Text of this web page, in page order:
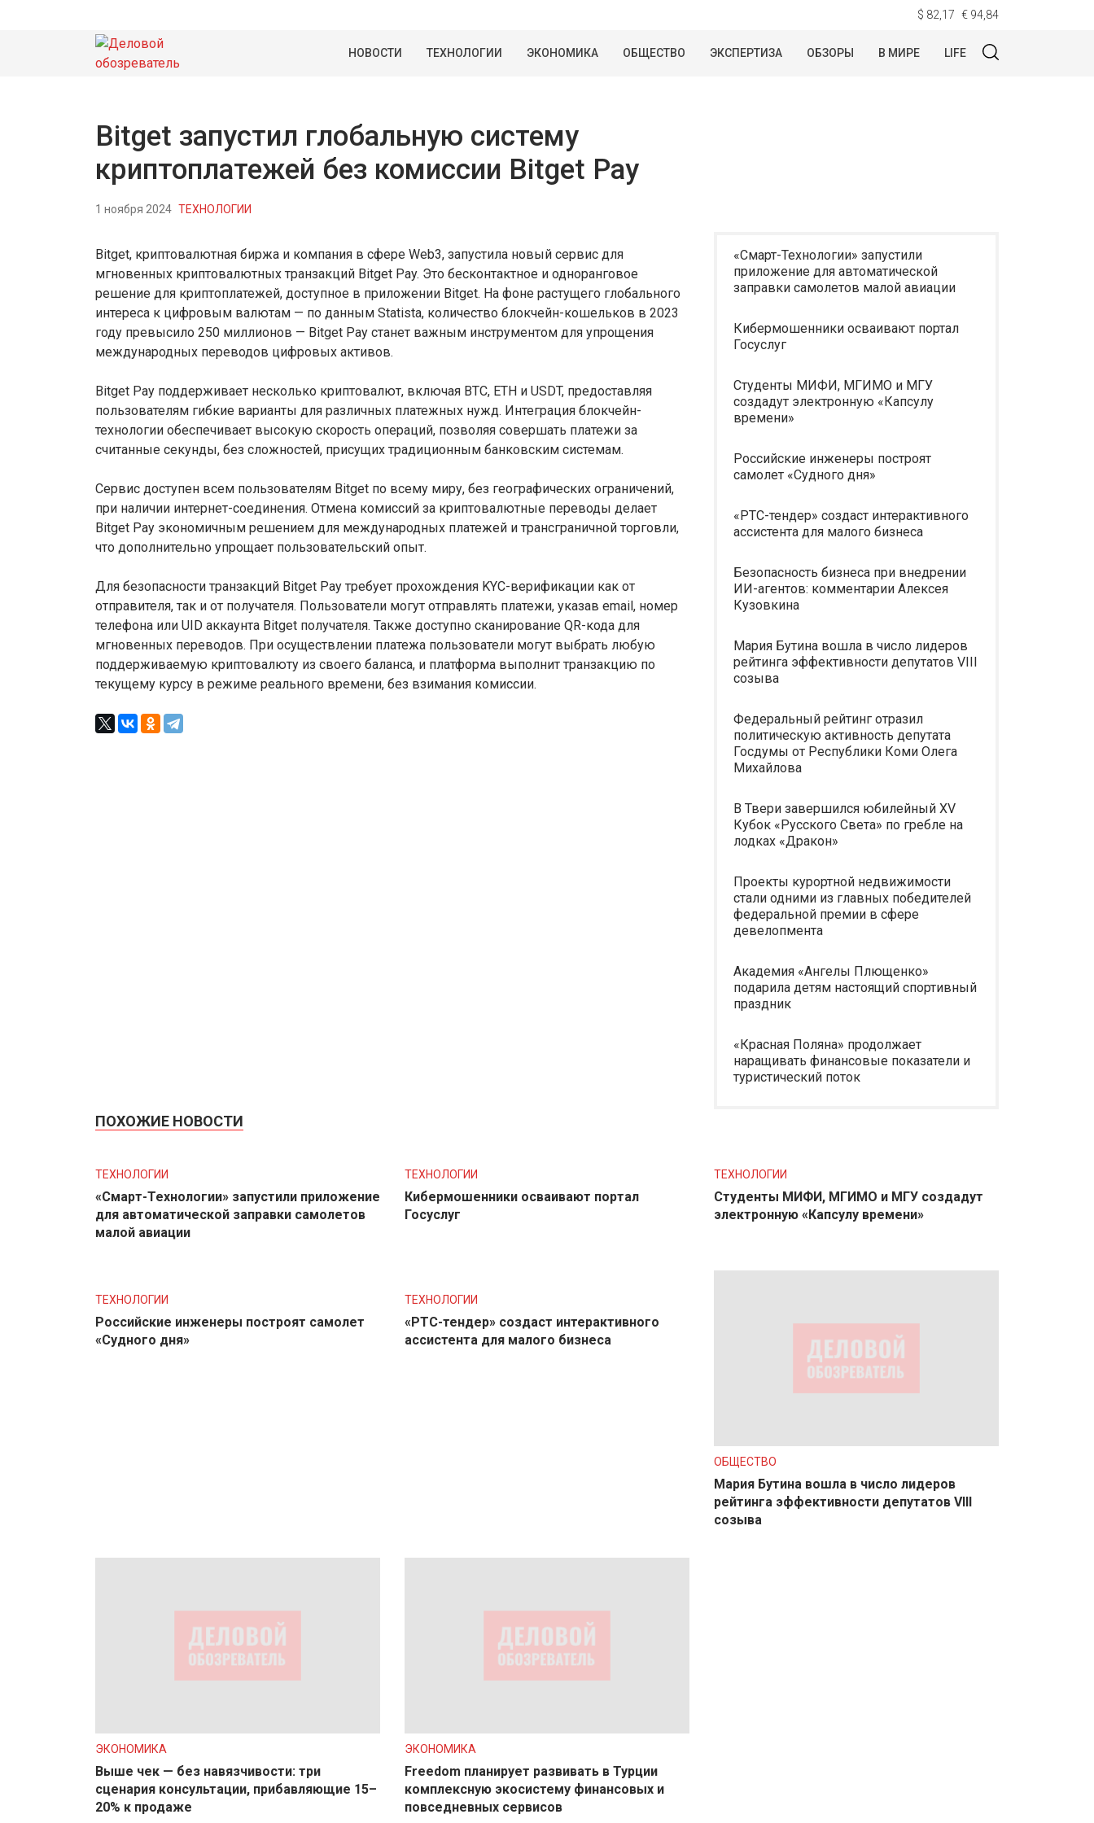
$ 82,17 € 94,84
НОВОСТИ ТЕХНОЛОГИИ ЭКОНОМИКА ОБЩЕСТВО ЭКСПЕРТИЗА ОБЗОРЫ В МИРЕ LIFE
Bitget запустил глобальную систему
криптоплатежей без комиссии Bitget Pay
1 ноября 2024 ТЕХНОЛОГИИ
Bitget, криптовалютная биржа и компания в сфере Web3, запустила новый сервис для
мгновенных криптовалютных транзакций Bitget Pay. Это бесконтактное и одноранговое
решение для криптоплатежей, доступное в приложении Bitget. На фоне растущего глобального
интереса к цифровым валютам — по данным Statista, количество блокчейн-кошельков в 2023
году превысило 250 миллионов — Bitget Pay станет важным инструментом для упрощения
международных переводов цифровых активов.
Bitget Pay поддерживает несколько криптовалют, включая BTC, ETH и USDT, предоставляя
пользователям гибкие варианты для различных платежных нужд. Интеграция блокчейн-
технологии обеспечивает высокую скорость операций, позволяя совершать платежи за
считанные секунды, без сложностей, присущих традиционным банковским системам.
Сервис доступен всем пользователям Bitget по всему миру, без географических ограничений,
при наличии интернет-соединения. Отмена комиссий за криптовалютные переводы делает
Bitget Pay экономичным решением для международных платежей и трансграничной торговли,
что дополнительно упрощает пользовательский опыт.
Для безопасности транзакций Bitget Pay требует прохождения KYC-верификации как от
отправителя, так и от получателя. Пользователи могут отправлять платежи, указав email, номер
телефона или UID аккаунта Bitget получателя. Также доступно сканирование QR-кода для
мгновенных переводов. При осуществлении платежа пользователи могут выбрать любую
поддерживаемую криптовалюту из своего баланса, и платформа выполнит транзакцию по
текущему курсу в режиме реального времени, без взимания комиссии.
«Смарт-Технологии» запустили
приложение для автоматической
заправки самолетов малой авиации
Кибермошенники осваивают портал
Госуслуг
Студенты МИФИ, МГИМО и МГУ
создадут электронную «Капсулу
времени»
Российские инженеры построят
самолет «Судного дня»
«РТС-тендер» создаст интерактивного
ассистента для малого бизнеса
Безопасность бизнеса при внедрении
ИИ-агентов: комментарии Алексея
Кузовкина
Мария Бутина вошла в число лидеров
рейтинга эффективности депутатов VIII
созыва
Федеральный рейтинг отразил
политическую активность депутата
Госдумы от Республики Коми Олега
Михайлова
В Твери завершился юбилейный XV
Кубок «Русского Света» по гребле на
лодках «Дракон»
Проекты курортной недвижимости
стали одними из главных победителей
федеральной премии в сфере
девелопмента
Академия «Ангелы Плющенко»
подарила детям настоящий спортивный
праздник
«Красная Поляна» продолжает
наращивать финансовые показатели и
туристический поток
ПОХОЖИЕ НОВОСТИ
ТЕХНОЛОГИИ
«Смарт-Технологии» запустили приложение
для автоматической заправки самолетов
малой авиации
ТЕХНОЛОГИИ
Кибермошенники осваивают портал
Госуслуг
ТЕХНОЛОГИИ
Студенты МИФИ, МГИМО и МГУ создадут
электронную «Капсулу времени»
ТЕХНОЛОГИИ
Российские инженеры построят самолет
«Судного дня»
ТЕХНОЛОГИИ
«РТС-тендер» создаст интерактивного
ассистента для малого бизнеса
ОБЩЕСТВО
Мария Бутина вошла в число лидеров
рейтинга эффективности депутатов VIII
созыва
ЭКОНОМИКА
Выше чек — без навязчивости: три
сценария консультации, прибавляющие 15–
20% к продаже
ЭКОНОМИКА
Freedom планирует развивать в Турции
комплексную экосистему финансовых и
повседневных сервисов